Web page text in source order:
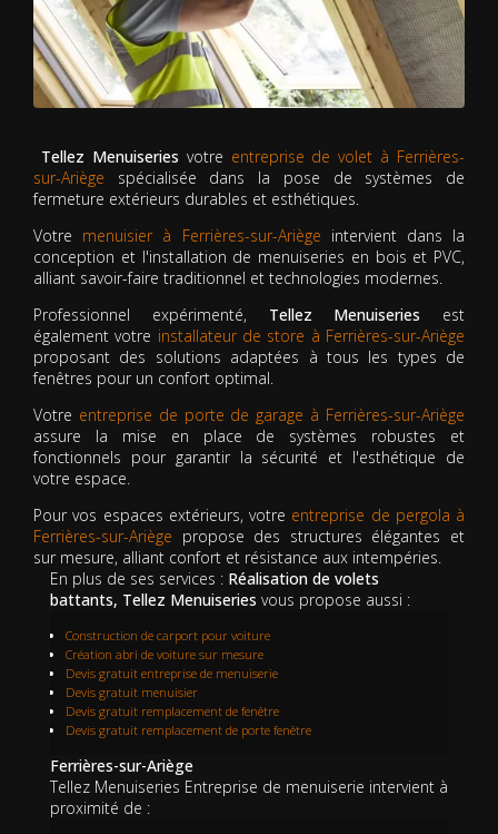
Tellez Menuiseries votre entreprise de volet à Ferrières-
sur-Ariège spécialisée dans la pose de systèmes de
fermeture extérieurs durables et esthétiques.
Votre menuisier à Ferrières-sur-Ariège intervient dans la
conception et l'installation de menuiseries en bois et PVC,
alliant savoir-faire traditionnel et technologies modernes.
Professionnel expérimenté, Tellez Menuiseries est
également votre installateur de store à Ferrières-sur-Ariège
proposant des solutions adaptées à tous les types de
fenêtres pour un confort optimal.
Votre entreprise de porte de garage à Ferrières-sur-Ariège
assure la mise en place de systèmes robustes et
fonctionnels pour garantir la sécurité et l'esthétique de
votre espace.
Pour vos espaces extérieurs, votre entreprise de pergola à
Ferrières-sur-Ariège propose des structures élégantes et
sur mesure, alliant confort et résistance aux intempéries.
En plus de ses services : Réalisation de volets
battants, Tellez Menuiseries vous propose aussi :
Construction de carport pour voiture
Création abri de voiture sur mesure
Devis gratuit entreprise de menuiserie
Devis gratuit menuisier
Devis gratuit remplacement de fenêtre
Devis gratuit remplacement de porte fenêtre
Ferrières-sur-Ariège
Tellez Menuiseries Entreprise de menuiserie intervient à
proximité de :